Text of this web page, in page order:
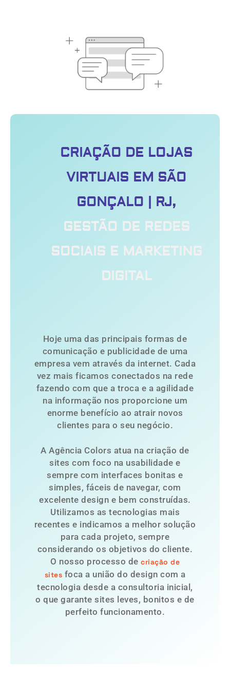
CRIAÇÃO DE LOJAS
VIRTUAIS EM SÃO
GONÇALO | RJ,
GESTÃO DE REDES
SOCIAIS E MARKETING
DIGITAL
Hoje uma das principais formas de
comunicação e publicidade de uma
empresa vem através da internet. Cada
vez mais ficamos conectados na rede
fazendo com que a troca e a agilidade
na informação nos proporcione um
enorme benefício ao atrair novos
clientes para o seu negócio.
A Agência Colors atua na criação de
sites com foco na usabilidade e
sempre com interfaces bonitas e
simples, fáceis de navegar, com
excelente design e bem construídas.
Utilizamos as tecnologias mais
recentes e indicamos a melhor solução
para cada projeto, sempre
considerando os objetivos do cliente.
O nosso processo de criação de
sites foca a união do design com a
tecnologia desde a consultoria inicial,
o que garante sites leves, bonitos e de
perfeito funcionamento.